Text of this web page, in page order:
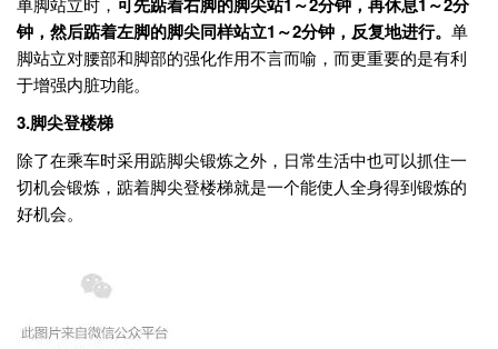
钟，然后踮着左脚的脚尖同样站立1～2分钟，反复地进行。 单
脚站立对腰部和脚部的强化作用不言而喻，而更重要的是有利
于增强内脏功能。
3.脚尖登楼梯
除了在乘车时采用踮脚尖锻炼之外，日常生活中也可以抓住一
切机会锻炼，踮着脚尖登楼梯就是一个能使人全身得到锻炼的
好机会。